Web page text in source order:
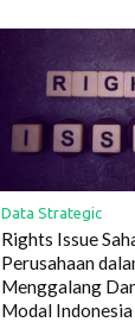
Data Strategic
Rights Issue
Perusahaan
Menggalang
Modal Indonesia